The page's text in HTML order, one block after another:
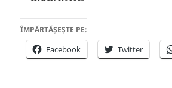
ÎMPĂRTĂȘEȘTE PE:
Facebook Twitter